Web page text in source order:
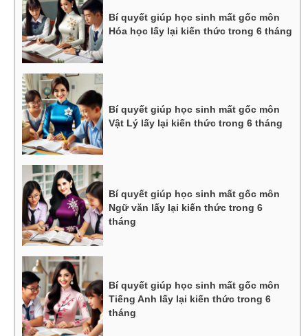
Bí quyết giúp học sinh mất gốc môn
Hóa học lấy lại kiến thức trong 6 tháng
Bí quyết giúp học sinh mất gốc môn
Vật Lý lấy lại kiến thức trong 6 tháng
Bí quyết giúp học sinh mất gốc môn
Ngữ văn lấy lại kiến thức trong 6
tháng
Bí quyết giúp học sinh mất gốc môn
Tiếng Anh lấy lại kiến thức trong 6
tháng